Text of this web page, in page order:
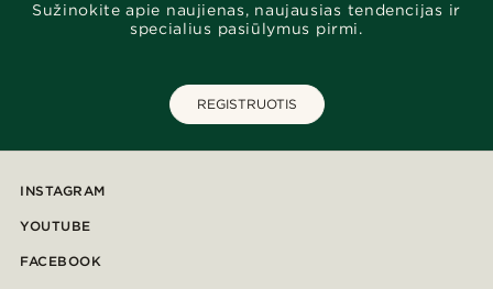
Sužinokite apie naujienas, naujausias tendencijas ir
specialius pasiūlymus pirmi.
REGISTRUOTIS
INSTAGRAM
YOUTUBE
FACEBOOK